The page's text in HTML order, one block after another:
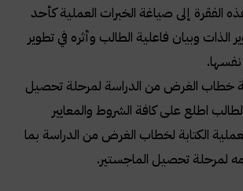
الفقرة إلى صياغة الخبرات العملية كأحد
الذات وبيان فاعلية الطالب وأثره في تطوير
.
الغرض من الدراسة لمرحلة تحصيل
اطلع على كافة الشروط والمعايير
الكتابة لخطاب الغرض من الدراسة بما
لمرحلة تحصيل الماجستير.